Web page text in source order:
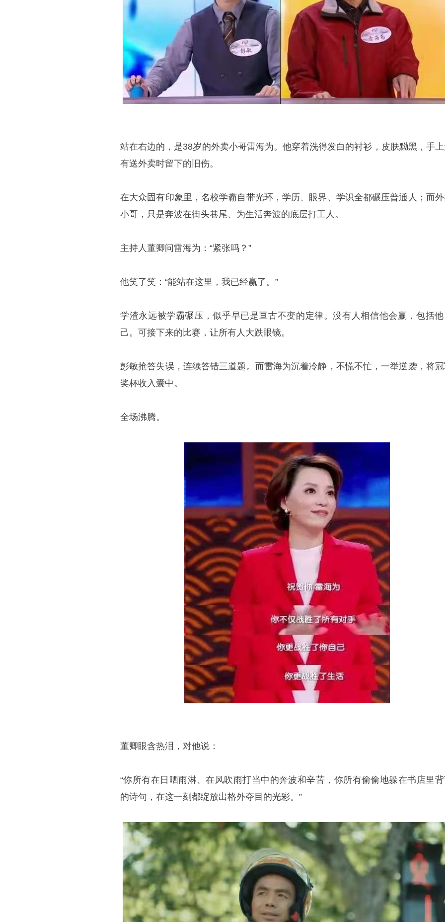
站在右边的，是38岁的外卖小哥雷海为。他穿着洗得发白的衬衫，皮肤黝黑，手
有送外卖时留下的旧伤。
在大众固有印象里，名校学霸自带光环，学历、眼界、学识全都碾压普通人；而
小哥，只是奔波在街头巷尾、为生活奔波的底层打工人。
主持人董卿问雷海为：“紧张吗？”
他笑了笑：“能站在这里，我已经赢了。”
学渣永远被学霸碾压，似乎早已是亘古不变的定律。没有人相信他会赢，包括
己。可接下来的比赛，让所有人大跌眼镜。
彭敏抢答失误，连续答错三道题。而雷海为沉着冷静，不慌不忙，一举逆袭，将
奖杯收入囊中。
全场沸腾。
董卿眼含热泪，对他说：
“你所有在日晒雨淋、在风吹雨打当中的奔波和辛苦，你所有偷偷地躲在书店里
的诗句，在这一刻都绽放出格外夺目的光彩。”